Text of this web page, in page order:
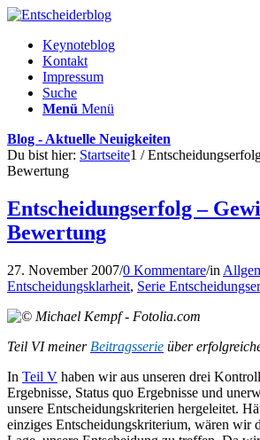
Keynoteblog
Kontakt
Impressum
Suche
Menü Menü
Blog - Aktuelle Neuigkeiten
Du bist hier: Startseite1 /
Bewertung
Entscheidungserfolg –
Bewertung
27. November 2007/0 Kommentare/in
Entscheidungsklarheit, Serie
Teil VI meiner Beitragsserie über
In Teil V haben wir aus unseren drei
Ergebnisse, Status quo Ergebnisse und
unsere Entscheidungskriterien hergeleitet.
einziges Entscheidungskriterium, wären wir